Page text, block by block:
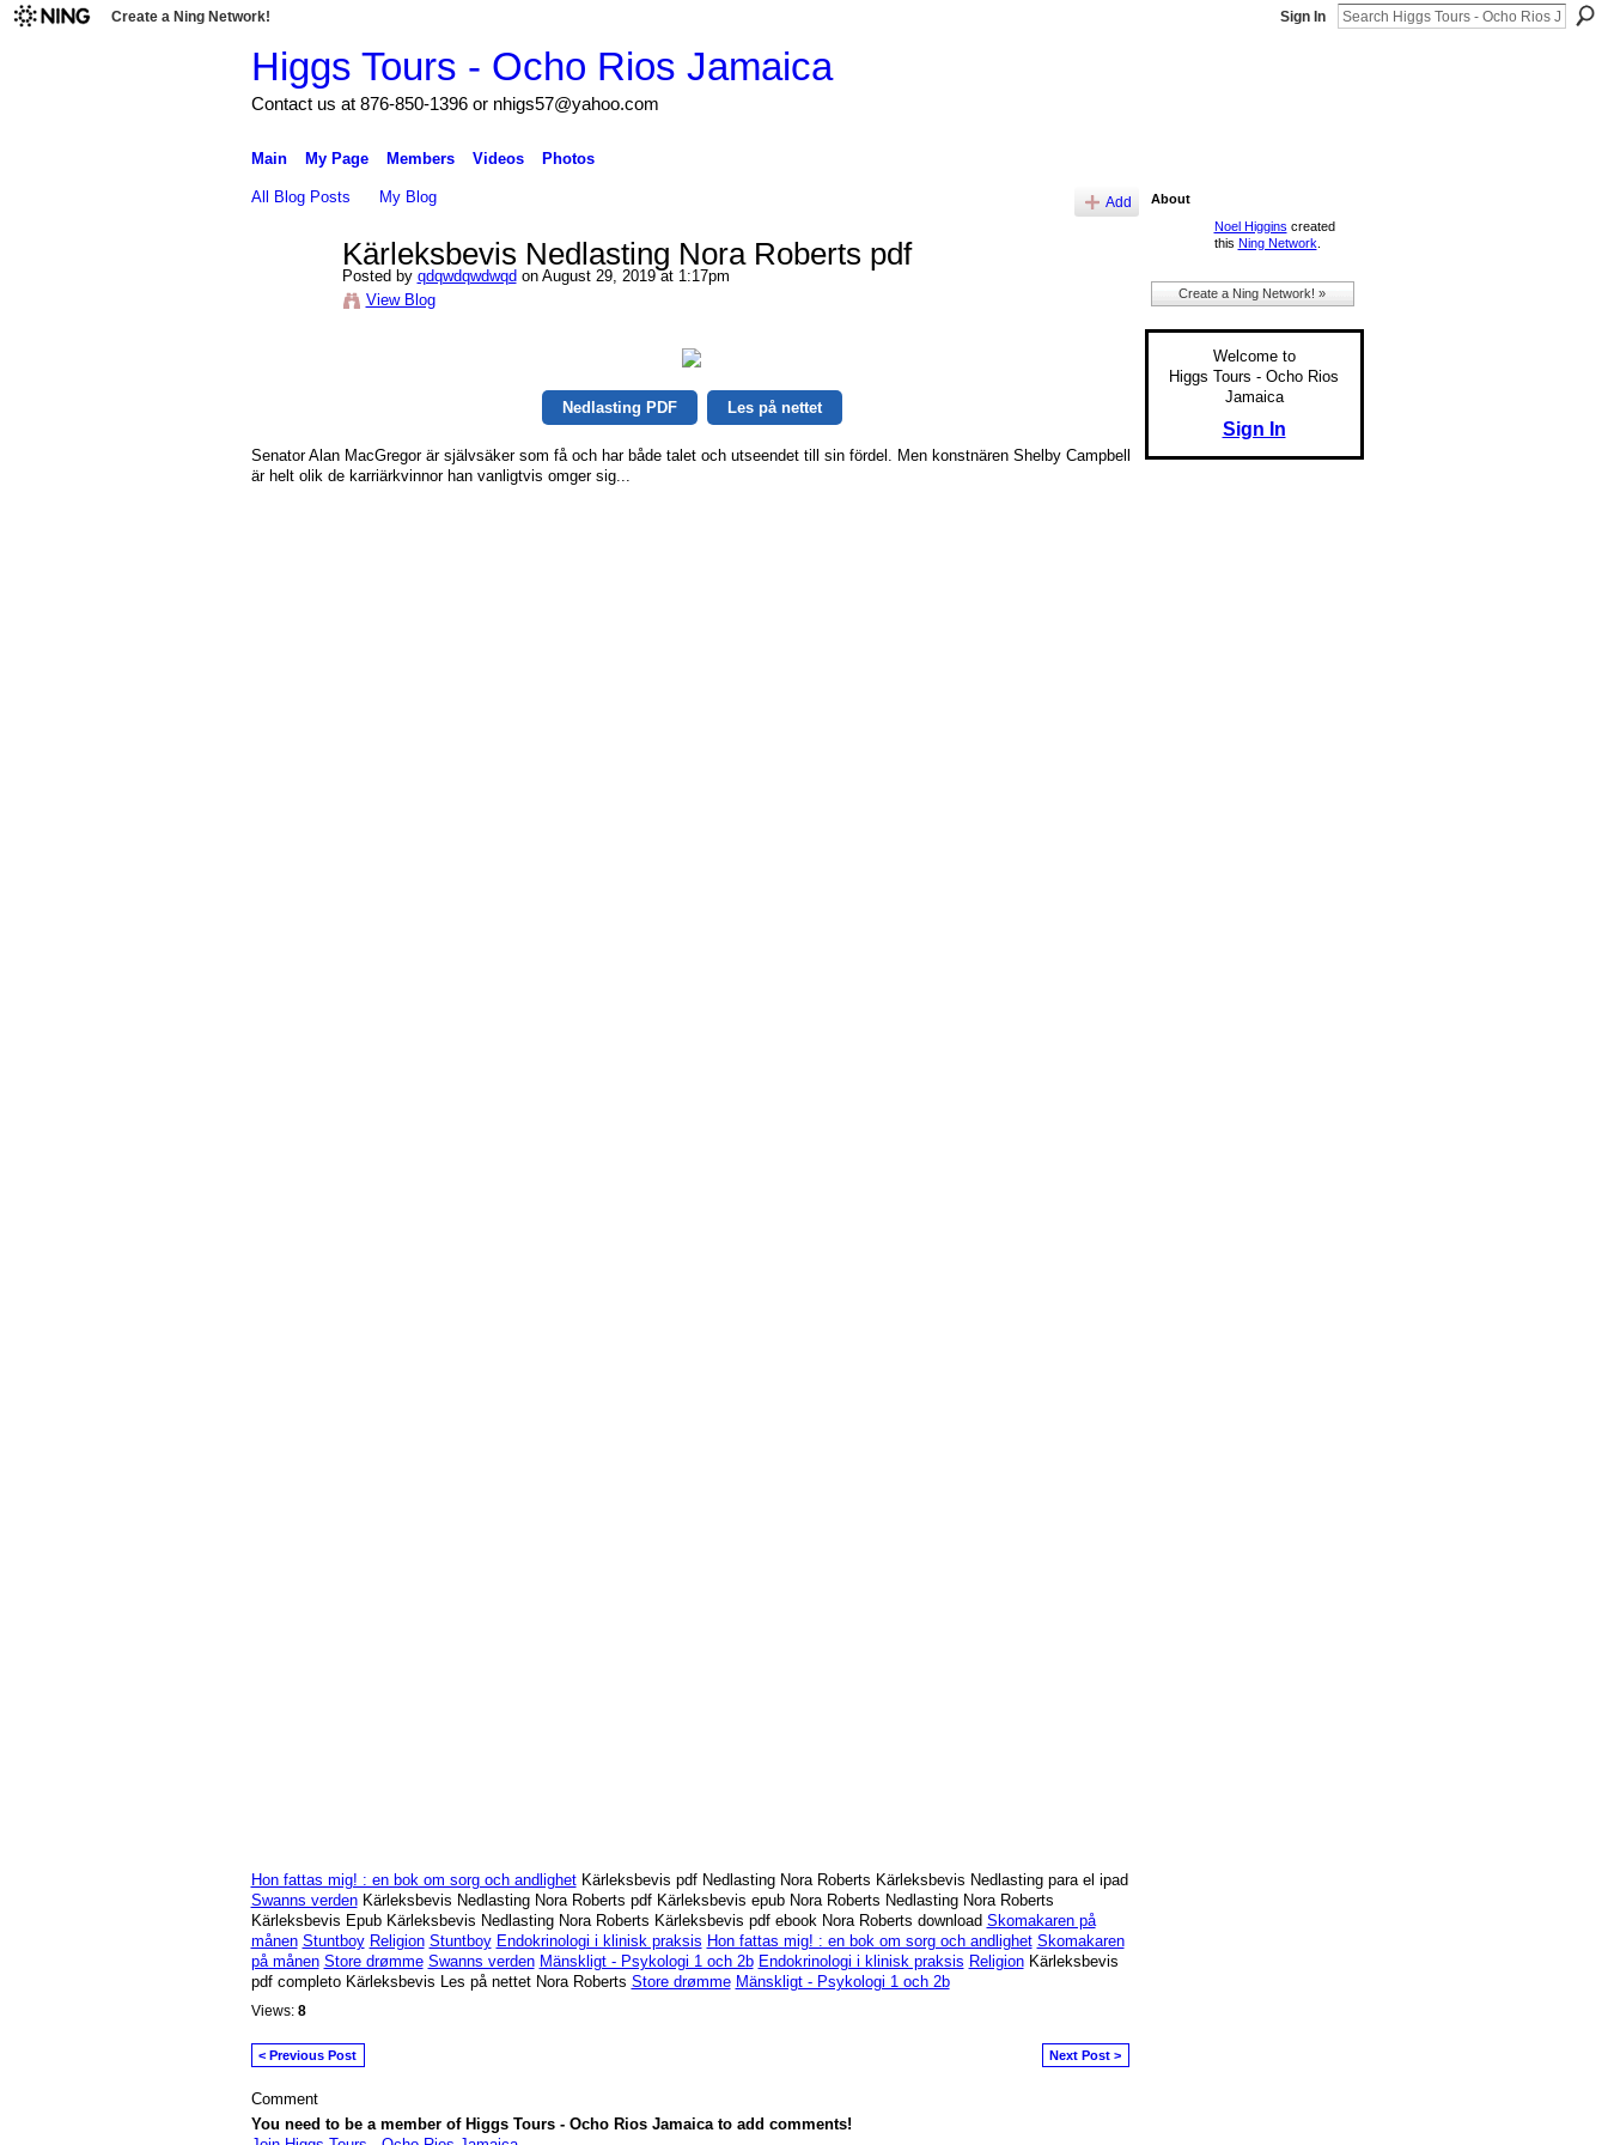
Create a Ning Network! Sign In
Higgs Tours - Ocho Rios Jamaica
Contact us at 876-850-1396 or nhigs57@yahoo.com
Main My Page Members Videos Photos
All Blog Posts My Blog Add
Kärleksbevis Nedlasting Nora Roberts pdf
Posted by qdqwdqwdwqdon August 29, 2019 at 1:17pm
View Blog
Nedlasting PDF Les på nettet
Senator Alan MacGregor är självsäker som få och har både talet och utseendet till sin fördel. Men konstnären Shelby Campbell
är helt olik de karriärkvinnor han vanligtvis omger sig...
Hon fattas mig! : en bok om sorg och andlighetKärleksbevis pdf Nedlasting Nora Roberts Kärleksbevis Nedlasting para el ipad
Swanns verdenKärleksbevis Nedlasting Nora Roberts pdf Kärleksbevis epub Nora Roberts Nedlasting Nora Roberts
Kärleksbevis Epub Kärleksbevis Nedlasting Nora Roberts Kärleksbevis pdf ebook Nora Roberts download Skomakaren på
månen Stuntboy Religion Stuntboy Endokrinologi i klinisk praksis Hon fattas mig! : en bok om sorg och andlighet Skomakaren
på månen Store drømme Swanns verden Mänskligt - Psykologi 1 och 2b Endokrinologi i klinisk praksis ReligionKärleksbevis
pdf completo Kärleksbevis Les på nettet Nora Roberts Store drømme Mänskligt - Psykologi 1 och 2b
Views: 8
< Previous Post Next Post >
Comment
You need to be a member of Higgs Tours - Ocho Rios Jamaica to add comments!
About
Noel Higgins created
this Ning Network
Create a Ning Network! »
Welcome to
Higgs Tours - Ocho Rios
Jamaica
Sign In